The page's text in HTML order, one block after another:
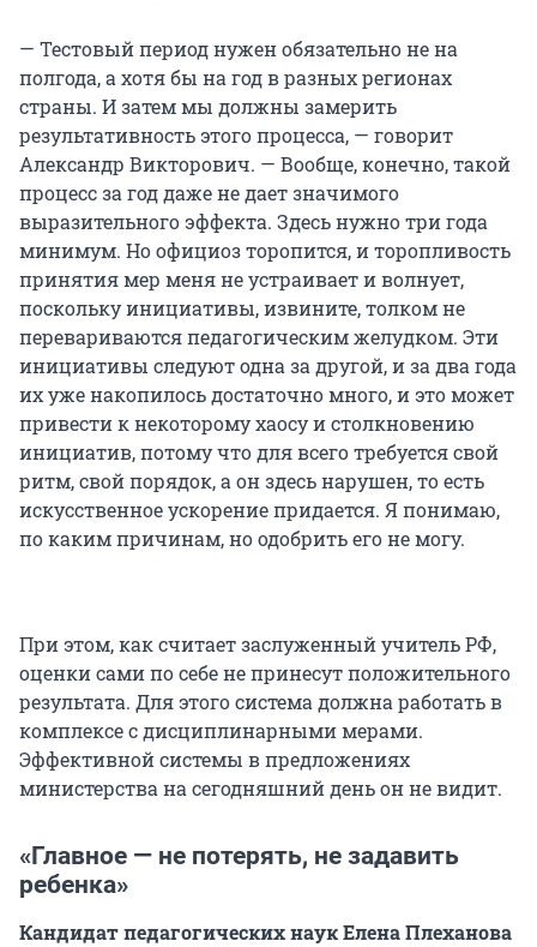
— Тестовый период нужен обязательно не на
полгода, а хотя бы на год в разных регионах
страны. И затем мы должны замерить
результативность этого процесса, — говорит
Александр Викторович. — Вообще, конечно, такой
процесс за год даже не дает значимого
выразительного эффекта. Здесь нужно три года
минимум. Но официоз торопится, и торопливость
принятия мер меня не устраивает и волнует,
поскольку инициативы, извините, толком не
перевариваются педагогическим желудком. Эти
инициативы следуют одна за другой, и за два года
их уже накопилось достаточно много, и это может
привести к некоторому хаосу и столкновению
инициатив, потому что для всего требуется свой
ритм, свой порядок, а он здесь нарушен, то есть
искусственное ускорение придается. Я понимаю,
по каким причинам, но одобрить его не могу.
При этом, как считает заслуженный учитель РФ,
оценки сами по себе не принесут положительного
результата. Для этого система должна работать в
комплексе с дисциплинарными мерами.
Эффективной системы в предложениях
министерства на сегодняшний день он не видит.
«Главное — не потерять, не задавить
ребенка»
Кандидат педагогических наук Елена Плеханова